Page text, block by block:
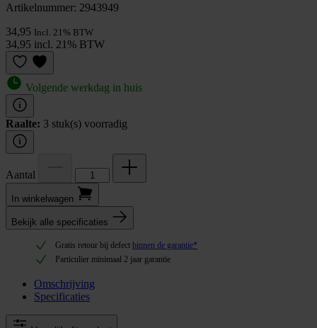
Artikelnummer: 2943949
34,95 Incl. 21% BTW
34,95 incl. 21% BTW
Volgende werkdag in huis
Raalte: 3 stuk(s) voorradig
Aantal
In winkel­wagen
Bekijk alle specificaties
Gratis retour bij defect binnen de garantie*
Particulier minimaal 2 jaar garantie
Omschrijving
Specificaties